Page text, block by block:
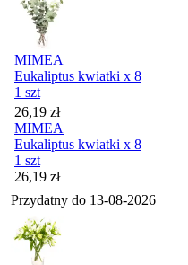
MIMEA
Eukaliptus kwiatki x 8
1 szt
Cena
26,19 zł
MIMEA
Eukaliptus kwiatki x 8
1 szt
Cena
26,19 zł
Przydatny do 13-08-2026